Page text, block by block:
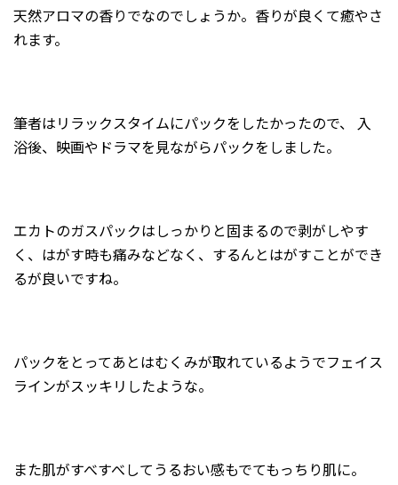
天然アロマの香りでなのでしょうか。香りが良くて癒やさ
れます。
筆者はリラックスタイムにパックをしたかったので、 入
浴後、映画やドラマを見ながらパックをしました。
エカトのガスパックはしっかりと固まるので剥がしやす
く、はがす時も痛みなどなく、するんとはがすことができ
るが良いですね。
パックをとってあとはむくみが取れているようでフェイス
ラインがスッキリしたような。
また肌がすべすべしてうるおい感もでてもっちり肌に。